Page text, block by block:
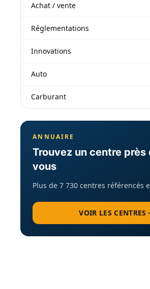
Achat / vente
Réglementations
Innovations
Auto
Carburant
ANNUAIRE
Trouvez un centre près
vous
Plus de 7 730 centres référencés
VOIR LES CENTRES